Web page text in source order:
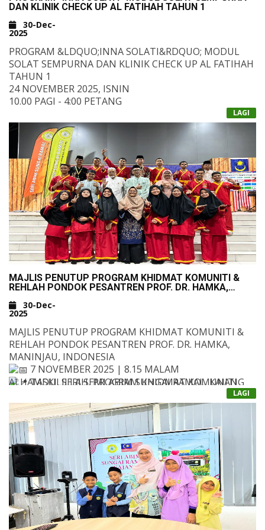
-
KEEMPAT (RM155): TUNAS KADET REMAJA
SEKOLAH
&NBSP;
DITONJOLKAN!
MARI KITA TERUS MENYEMARAKKAN BUDAYA
BERUNIFORM SEBAGAI WADAH MEMBENTUK SAHSIAH
UNGGUL.
&NBSP;
KLIK UNTUK VIDEO PENYAMPAIAN HADIAH
&NBSP;
DAN KLINIK CHECK UP AL FATIHAH TAHUN 1
30-Dec-
2025
PROGRAM &LDQUO;INNA SOLATI&RDQUO; MODUL
SOLAT SEMPURNA DAN KLINIK CHECK UP AL FATIHAH
TAHUN 1
24 NOVEMBER 2025, ISNIN
10.00 PAGI - 4:00 PETANG
LAGI
MAJLIS PENUTUP PROGRAM KHIDMAT KOMUNITI &
REHLAH PONDOK PESANTREN PROF. DR. HAMKA,
30-Dec-
2025
MAJLIS PENUTUP PROGRAM KHIDMAT KOMUNITI &
REHLAH PONDOK PESANTREN PROF. DR. HAMKA,
MANINJAU, INDONESIA
7 NOVEMBER 2025 | 8.15 MALAM
TASKI, SERI SEMI ABIM SUNGAI RAMAL, KAJANG
ALHAMDULILLAH, PROGRAM KHIDMAT KOMUNITI
DILAKSANAKAN DENGAN PENUH SEMANGAT
UKHUWAH DAN PEMBELAJARAN!
MAJLIS PENUTUP BERLANGSUNG MERIAH
DENGAN PERKONGSIAN PENGALAMAN, TAYANGAN
DOKUMENTASI, PERSEMBAHAN PELAJAR PONPES DAN
PENGHARGAAN KEPADA SEMUA YANG TERLIBAT.
TERIMA KASIH KEPADA SEMUA PESERTA, GURU
PENGIRING, GURU, STAR, KELUARGA DAN RAKAN
PENAJA YANG MENJAYAKAN MISI INI. SEMOGA
SEMANGAT KHIDMAT DAN ILMU TERUS SUBUR
LAGI